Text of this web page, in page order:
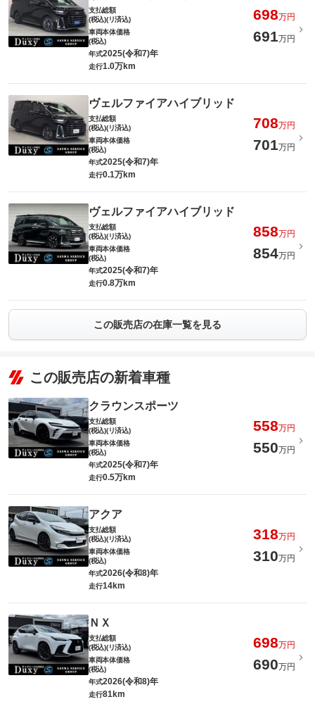
支払総額
(税込)(リ済込)
698万円
車両本体価格
(税込)
691万円
年式2025(令和7)年
走行1.0万km
ヴェルファイアハイブリッド
支払総額
(税込)(リ済込)
708万円
車両本体価格
(税込)
701万円
年式2025(令和7)年
走行0.1万km
ヴェルファイアハイブリッド
支払総額
(税込)(リ済込)
858万円
車両本体価格
(税込)
854万円
年式2025(令和7)年
走行0.8万km
この販売店の在庫一覧を見る
この販売店の新着車種
クラウンスポーツ
支払総額
(税込)(リ済込)
558万円
車両本体価格
(税込)
550万円
年式2025(令和7)年
走行0.5万km
アクア
支払総額
(税込)(リ済込)
318万円
車両本体価格
(税込)
310万円
年式2026(令和8)年
走行14km
ＮＸ
支払総額
(税込)(リ済込)
698万円
車両本体価格
(税込)
690万円
年式2026(令和8)年
走行81km